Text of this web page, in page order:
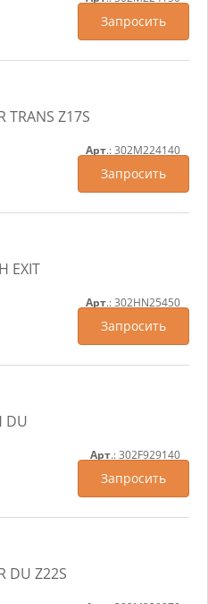
Запросить
TRANS Z17S
Арт.: 302M224140
Запросить
EXIT
Арт.: 302HN25450
Запросить
DU
Арт.: 302F929140
Запросить
DU Z22S